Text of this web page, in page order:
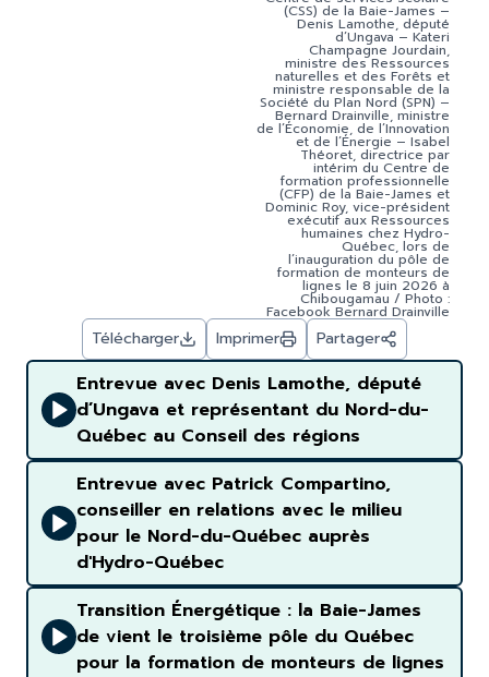
(CSS) de la Baie-James –
Denis Lamothe, député
d’Ungava – Kateri
Champagne Jourdain,
ministre des Ressources
naturelles et des Forêts et
ministre responsable de la
Société du Plan Nord (SPN) –
Bernard Drainville, ministre
de l’Économie, de l’Innovation
et de l’Énergie – Isabel
Théoret, directrice par
intérim du Centre de
formation professionnelle
(CFP) de la Baie-James et
Dominic Roy, vice-président
exécutif aux Ressources
humaines chez Hydro-
Québec, lors de
l’inauguration du pôle de
formation de monteurs de
lignes le 8 juin 2026 à
Chibougamau / Photo :
Facebook Bernard Drainville
Télécharger Imprimer Partager
Entrevue avec Denis Lamothe, député
d’Ungava et représentant du Nord-du-
Québec au Conseil des régions
Entrevue avec Patrick Compartino,
conseiller en relations avec le milieu
pour le Nord-du-Québec auprès
d'Hydro-Québec
Transition Énergétique : la Baie-James
de vient le troisième pôle du Québec
pour la formation de monteurs de lignes